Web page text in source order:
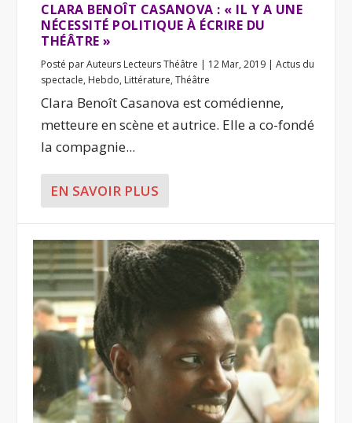
CLARA BENOÎT CASANOVA : « IL Y A UNE
NÉCESSITÉ POLITIQUE À ÉCRIRE DU
THÉÂTRE »
Posté parAuteurs Lecteurs Théâtre | 12 Mar, 2019 |Actus du
spectacle, Hebdo, Littérature,Théâtre
Clara Benoît Casanova est comédienne,
metteure en scène et autrice. Elle a co-fondé
la compagnie...
EN SAVOIR PLUS